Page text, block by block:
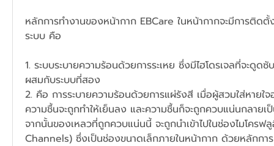
หลักการทำงานของหน้ากาก EBCare ในหน้ากากจะมีการติดตั้
ระบบ คือ
1. ระบบระบายความร้อนด้วยการระเหย ซึ่งมีไฮโดรเจลที่จะดู
ผสมกับระบบที่สอง
2. คือ การระบายความร้อนด้วยการแผ่รังสี เมื่อผู้สวมใส่หายใ
ความชื้นจะถูกทำให้เย็นลง และความชื้นก็จะถูกควบแน่นกลายเ
จากนั้นของเหลวที่ถูกควบแน่นนี้ จะถูกนำเข้าไปในช่องไมโคร
Channels) ซึ่งเป็นช่องขนาดเล็กภายในหน้ากาก ด้วยหลักกา